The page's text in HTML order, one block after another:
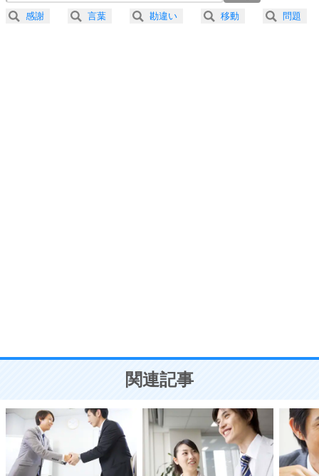
プラス思考
ことが大切。
2.5倍速 （264KB 1分7秒）
3.0倍速 （220KB 56秒）
感謝 言葉 勘違い 移動 問題
関連記事